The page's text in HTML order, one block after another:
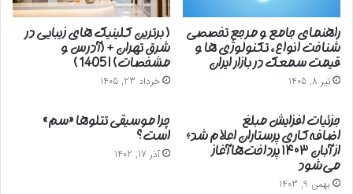
راهنمای جامع و مرجع تخصصی
شناخت انواع، تکنولوژی ها و
قیمت سمعک در بازار ایران
تیر 8, 1405
( برترین کلینیک های زیبایی در
شرق تهران + (آدرس و
مشخصات) | 1405 )
خرداد 23, 1405
جزئیات افزایش مبلغ
اضافه‌کاری پرستاران اعلام شد؛
از آبان ۱۴۰۳ پرداخت‌ها آغاز
می‌شود
بهمن 9, 1403
چرا موسیقی تتلوها «سم»
است؟
آذر 17, 1402